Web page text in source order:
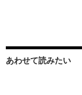
あわせて読みたい